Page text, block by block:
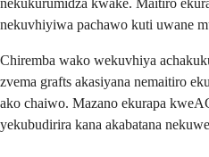
nekukurumidza kwake. Maitiro
nekuvhiyiwa pachawo kuti uwane
Chiremba wako wekuvhiya
zvema grafts akasiyana nemaitiro
ako chaiwo. Mazano ekurapa
yekubudirira kana akabatana